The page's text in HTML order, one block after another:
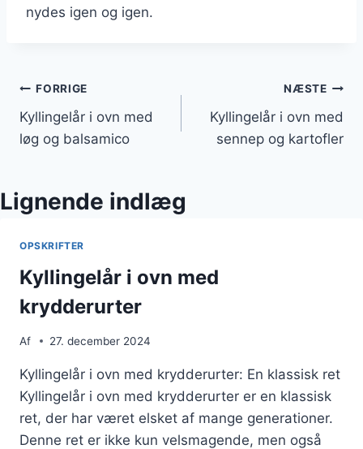
nydes igen og igen.
Indlægsnavigation
FORRIGE
Kyllingelår i ovn med
løg og balsamico
NÆSTE
Kyllingelår i ovn med
sennep og kartofler
Lignende indlæg
OPSKRIFTER
Kyllingelår i ovn med
krydderurter
Af 27. december 2024
Kyllingelår i ovn med krydderurter: En klassisk ret
Kyllingelår i ovn med krydderurter er en klassisk
ret, der har været elsket af mange generationer.
Denne ret er ikke kun velsmagende, men også